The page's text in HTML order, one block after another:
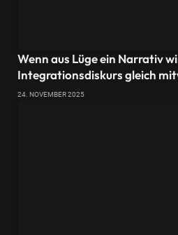
Wenn aus Lüge ein Narrativ
Integrationsdiskurs gleich
24. NOVEMBER 2025